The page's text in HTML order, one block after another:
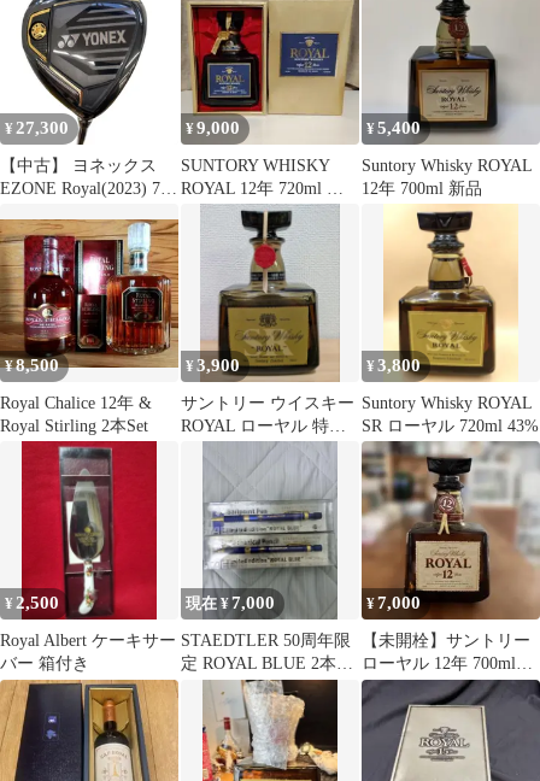
¥ 27,300
【中古】 ヨネックス
EZONE Royal(2023) 7W
FW RX-06RE(FW) (フ
レックスSR) メンズ 男
性用 右利き 右用 Cラン
ク ゴルフクラブ
¥9,000
SUNTORY WHISKY
ROYAL 12年 720ml サ
ントリーローヤル
¥5,400
Suntory Whisky ROYAL
12年 700ml 新品
¥8,500
Royal Chalice 12年 &
Royal Stirling 2本Set
¥3,900
サントリー ウイスキー
ROYAL ローヤル 特級
¥3,800
Suntory Whisky ROYAL
SR ローヤル 720ml 43%
¥2,500
Royal Albert ケーキサー
バー 箱付き
現在 ¥7,000
STAEDTLER 50周年限
定 ROYAL BLUE 2本セ
¥7,000
【未開栓】サントリー
ローヤル 12年 700ml
43％ ROYAL 古酒